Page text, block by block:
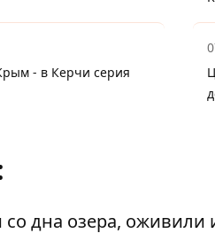
- в Керчи серия
со дна озера,